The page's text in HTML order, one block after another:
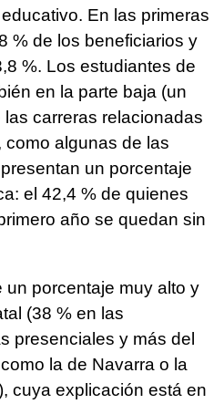
En las primeras
% de los beneficiarios y
%. Los estudiantes de
en la parte baja (un
carreras relacionadas
como algunas de las
un porcentaje
el 42,4 % de quienes
año se quedan sin
un porcentaje muy alto y
(38 % en las
presenciales y más del
la de Navarra o la
cuya explicación está en